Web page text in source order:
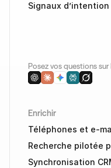
Signaux d’intention
Posez vos questions sur
Enrichir
Téléphones et e-
Recherche pilotée
Synchronisation